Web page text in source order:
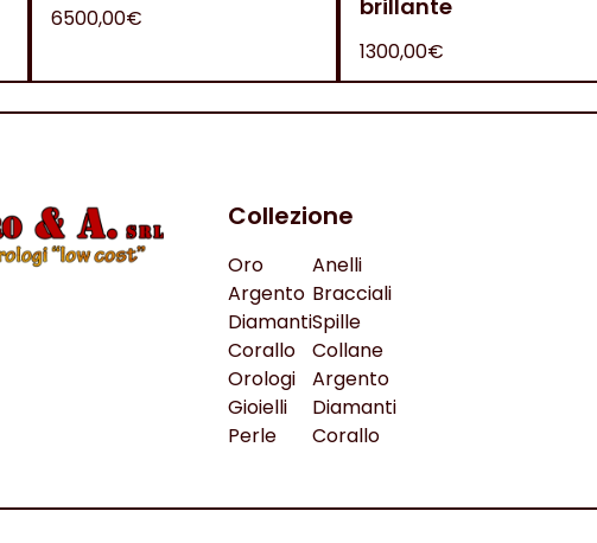
6500,00€
brillante
1300,00€
Collezione
Oro
Argento
Diamanti
Corallo
Orologi
Gioielli
Perle
Anelli
Bracciali
Spille
Collane
Argento
Diamanti
Corallo